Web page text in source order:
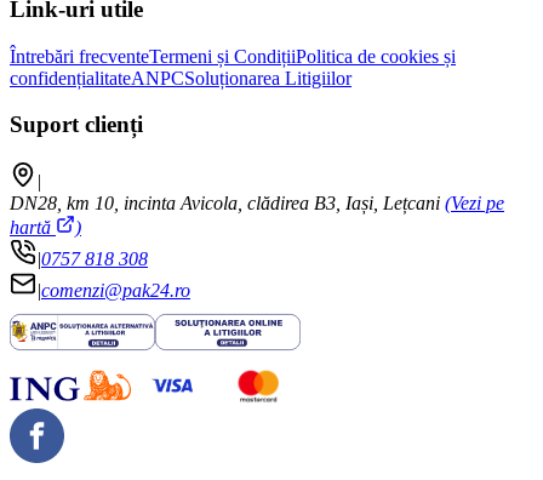
Link-uri utile
Întrebări frecventeTermeni și CondițiiPolitica de cookies și
confidențialitateANPCSoluționarea Litigiilor
Suport clienți
|
DN28, km 10, incinta Avicola, clădirea B3, Iași, Lețcani (Vezi pe
hartă
)
|0757 818 308
|comenzi@pak24.ro